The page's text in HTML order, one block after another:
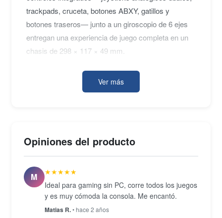
trackpads, cruceta, botones ABXY, gatillos y
botones traseros— junto a un giroscopio de 6 ejes
entregan una experiencia de juego completa en un
chasis de 298 × 117 × 49 mm.
Para el almacenamiento, el equipo incorpora 64 GB
audio corre a cargo de altavoces estéreo, un
dual integrado. Si bien este equipo no pertenece al
ecosistema Apple, su perfil de hardware portátil lo
hace un complemento de interés para quienes
combinan plataformas en su setup.
Ver más
Opiniones del producto
M
★★★★★
Ideal para gaming sin PC, corre todos los juegos
y es muy cómoda la consola. Me encantó.
Matias R.• hace 2 años